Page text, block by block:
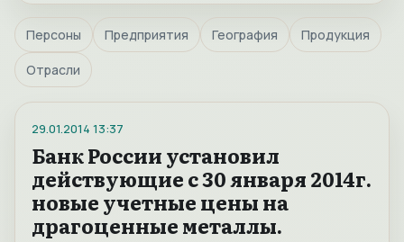
Персоны Предприятия География Продукция
Отрасли
29.01.2014 13:37
Банк России установил
действующие с 30 января 2014г.
новые учетные цены на
драгоценные металлы.